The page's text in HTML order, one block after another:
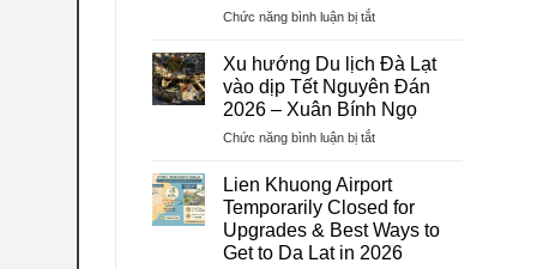
Chức năng bình luận bị tắtở
Vụ
Visa
Trọn
Gói
2026
Hướng
Tiên
Tourist:
Uy
Tín,
Xu hướng Du lịch Đà Lạt
vào dịp Tết Nguyên Đán
2026 – Xuân Bính Ngọ
Chức năng bình luận bị tắtở
hướng
Du
lịch
Đà
Lạt
Lien Khuong Airport
Temporarily Closed for
Upgrades & Best Ways to
Get to Da Lat in 2026